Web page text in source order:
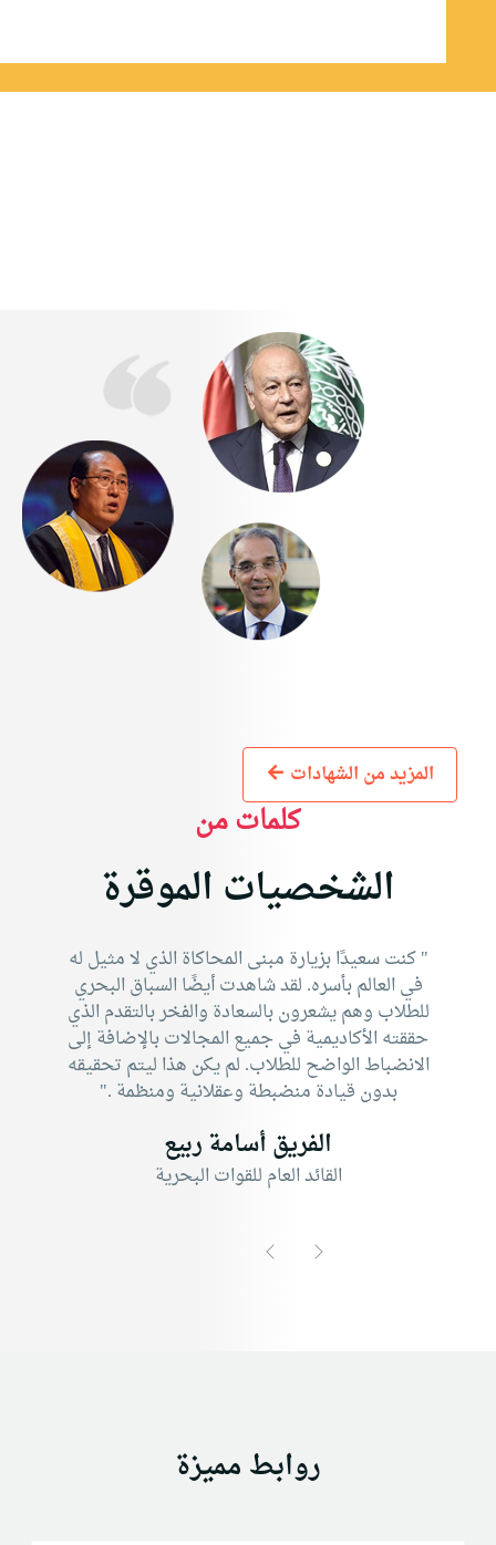
المزيد من الشهادات
كلمات من
الشخصيات الموقرة
" كنت سعيدًا بزيارة مبنى المحاكاة الذي لا مثيل له
في العالم بأسره. لقد شاهدت أيضًا السباق البحري
للطلاب وهم يشعرون بالسعادة والفخر بالتقدم الذي
حققته الأكاديمية في جميع المجالات بالإضافة إلى
الانضباط الواضح للطلاب. لم يكن هذا ليتم تحقيقه
بدون قيادة منضبطة وعقلانية ومنظمة ."
الفريق أسامة ربيع
القائد العام للقوات البحرية
التالى
روابط مميزة